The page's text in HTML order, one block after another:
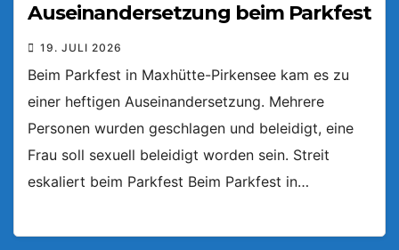
Auseinandersetzung beim Parkfest
19. JULI 2026
Beim Parkfest in Maxhütte-Pirkensee kam es zu
einer heftigen Auseinandersetzung. Mehrere
Personen wurden geschlagen und beleidigt, eine
Frau soll sexuell beleidigt worden sein. Streit
eskaliert beim Parkfest Beim Parkfest in…